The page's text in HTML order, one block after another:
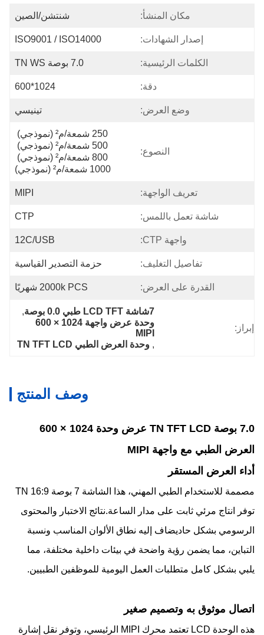
مكان المنشأ: شنتشن/الصين
إصدار الشهادات: ISO9001 / ISO14000
الكلمات الرئيسية: 7.0 بوصة TN WS
دقة: 1024*600
وضع العرض: تينيسي
النصوع:
1000 شمعة/م² (نموذجي)
تعريف الواجهة: MIPI
شاشة تعمل باللمس: CTP
واجهة CTP: 12C/USB
تفاصيل التغليف: حزمة التصدير القياسية
القدرة على العرض: 2000k PCS شهريًا
إبراز:
7شاشة LCD TFT طبي 0.0 بوصة
,
MIPI
, وحدة العرض الطبي TN TFT LCD
وصف المنتج
7.0 بوصة TN TFT LCD عرض وحدة 1024 × 600
العرض الطبي مع واجهة MIPI
أداء العرض المستقر
مصممة للاستخدام الطبي المهني، هذا الشاشة 7 بوصة 16:9 TN
توفر انتاج مرئي ثابت على مدار الساعة.نتائج الاختبار والمحتوى
الرسومي بشكل حاديضاف إليه نطاق الألوان المناسب ونسبة
التباين، مما يضمن رؤية واضحة في بيئات داخلية مختلفة، مما
يلبي بشكل كامل متطلبات العمل اليومية للموظفين الطبيين.
اتصال موثوق به وتصميم صغير
هذه الوحدة LCD تعتمد محرك MIPI الرئيسي، وتوفر نقل إشارة